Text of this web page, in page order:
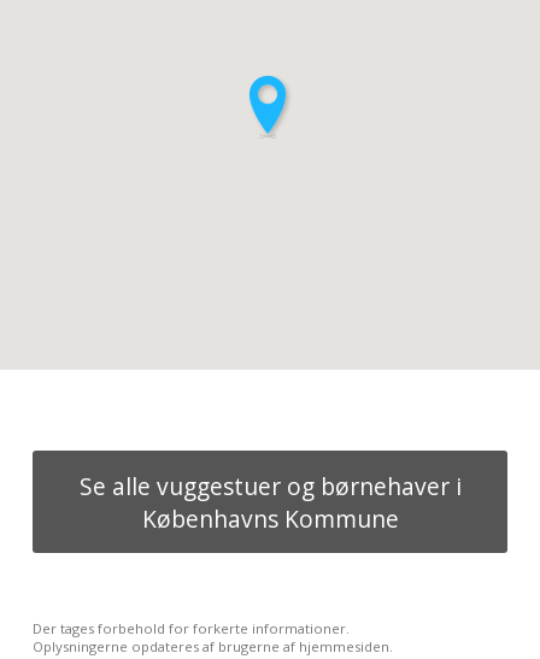
Se alle vuggestuer og børnehaver i
Københavns Kommune
Der tages forbehold for forkerte informationer.
Oplysningerne opdateres af brugerne af hjemmesiden.